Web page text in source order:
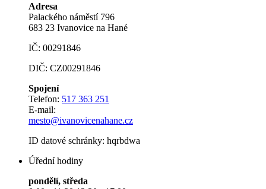
Adresa
Palackého náměstí 796
683 23 Ivanovice na Hané
IČ: 00291846
DIČ: CZ00291846
Spojení
Telefon: 517 363 251
E-mail:
mesto@ivanovicenahane.cz
ID datové schránky: hqrbdwa
Úřední hodiny
pondělí, středa